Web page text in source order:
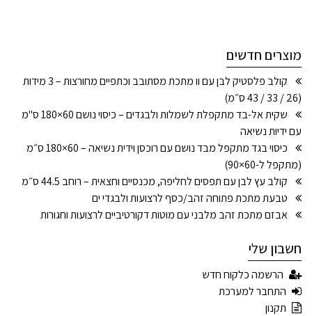
מוצרים חדשים
קולב פלסטיק לבן עם וו מתכת מסתובב וכתפיים מחורצות – 3 מידות
(26 / 33 / 43 ס״מ)
שקית אל-בד מתקפלת לשמלות ולבגדים – כיסוי נושם 60×180 ס"מ
עם ידיות נשיאה
כיסוי בגד מתקפל מבד נושם עם רוכסן וידית נשיאה – 60×180 ס״מ
(מתקפל ל-60×90)
קולב עץ לבן עם תפסים לחליפה, מכנסיים וחצאית – רוחב 44.5 ס״מ
טבעת מתכת פתוחה זהב/כסף לרצועות ולבגדי ים
אבזם מתכת זהב מלבני עם מוטות דקורטיביים לרצועות וחגורות
חשבון שלי
הרשמה כלקוח חדש
התחבר למערכת
תקנון